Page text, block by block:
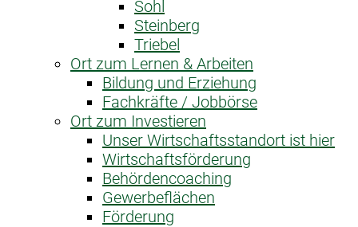
Sohl
Steinberg
Triebel
Ort zum Lernen & Arbeiten
Bildung und Erziehung
Fachkräfte / Jobbörse
Ort zum Investieren
Unser Wirtschaftsstandort ist hier
Wirtschaftsförderung
Behördencoaching
Gewerbeflächen
Förderung